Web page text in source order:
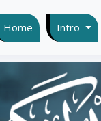
Home (current)
Intro